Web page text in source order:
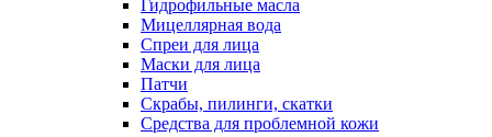
Гидрофильные масла
Мицеллярная вода
Спреи для лица
Маски для лица
Патчи
Скрабы, пилинги, скатки
Средства для проблемной кожи